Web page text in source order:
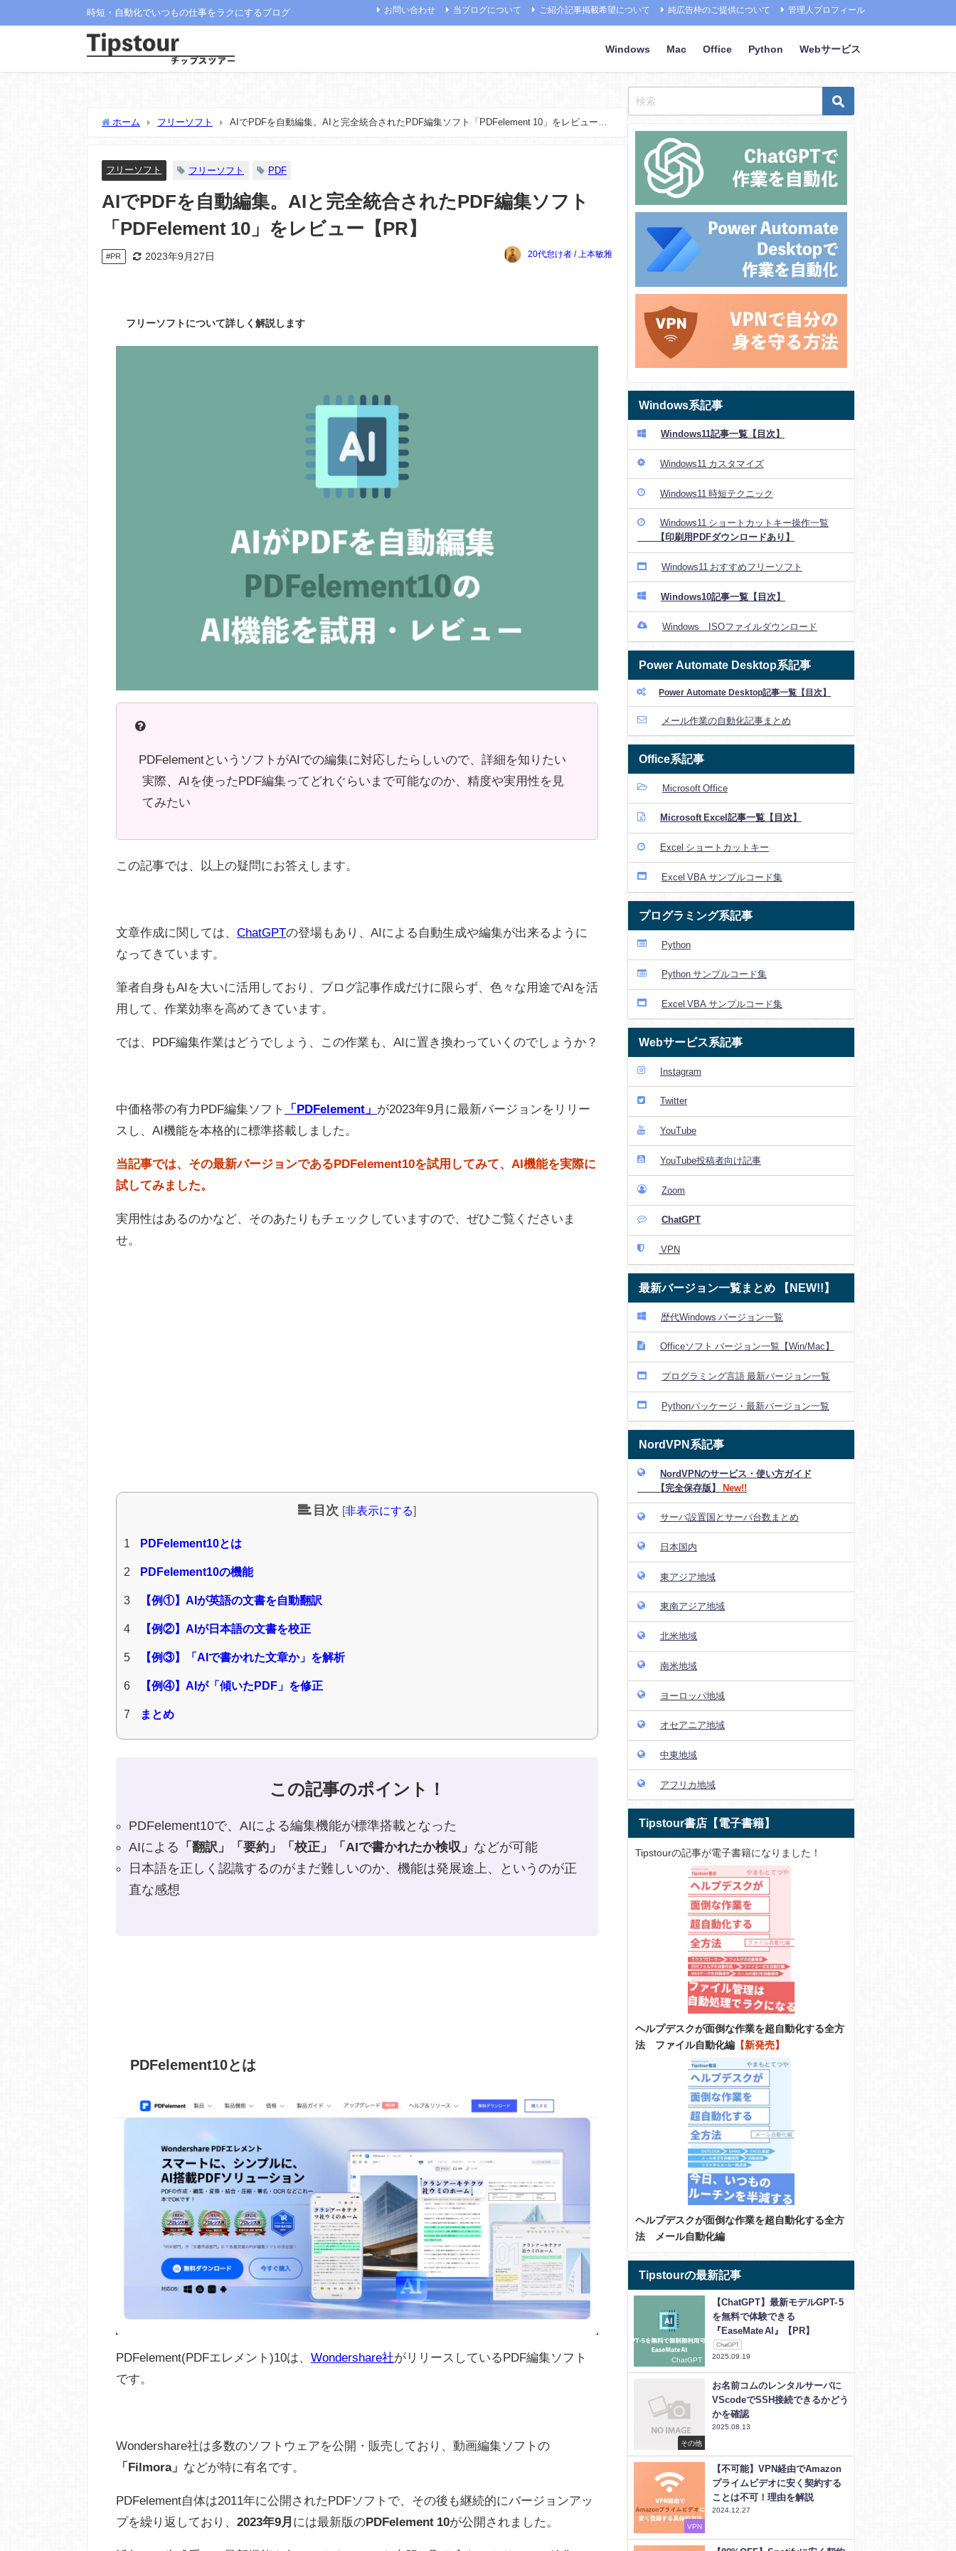
時短・自動化でいつもの仕事をラクにするブログ お問い合わせ 当ブログについて ご紹介記事掲載希望について 純広告枠のご提供について 管理人プロフィール
Windows Mac Office Python Webサービス
ホーム フリーソフト
AIでPDFを自動編集。AIと完全統合されたPDF編集ソフト「PDFelement 10」をレビュー
フリーソフト フリーソフト PDF
AIでPDFを自動編集。AIと完全統合されたPDF編集ソフト
「PDFelement 10」をレビュー【PR】
#PR 2023年9月27日 20代怠け者 / 上本敏雅
フリーソフトについて詳しく解説します
PDFelementというソフトがAIでの編集に対応したらしいので、詳細を知りたい
実際、AIを使ったPDF編集ってどれぐらいまで可能なのか、精度や実用性を見
てみたい
この記事では、以上の疑問にお答えします。
文章作成に関しては、 ChatGPTの登場もあり、AIによる自動生成や編集が出来るように
なってきています。
筆者自身もAIを大いに活用しており、ブログ記事作成だけに限らず、色々な用途でAIを活
用して、作業効率を高めてきています。
では、PDF編集作業はどうでしょう、この作業も、AIに置き換わっていくのでしょうか？
中価格帯の有力PDF編集ソフト 「PDFelement」 が2023年9月に最新バージョンをリリー
スし、AI機能を本格的に標準搭載しました。
当記事では、その最新バージョンであるPDFelement10を試用してみて、AI機能を実際に
試してみました。
実用性はあるのかなど、そのあたりもチェックしていますので、ぜひご覧くださいま
せ。
目次 [非表示にする]
1 PDFelement10とは
2 PDFelement10の機能
3 【例①】AIが英語の文書を自動翻訳
4 【例②】AIが日本語の文書を校正
5 【例③】「AIで書かれた文章か」を解析
6 【例④】AIが「傾いたPDF」を修正
7 まとめ
この記事のポイント！
PDFelement10で、AIによる編集機能が標準搭載となった
AIによる 「翻訳」「要約」「校正」「AIで書かれたか検収」 などが可能
日本語を正しく認識するのがまだ難しいのか、機能は発展途上、というのが正
直な感想
PDFelement10とは
PDFelement(PDFエレメント)10は、 Wondershare社がリリースしているPDF編集ソフト
です。
Wondershare社は多数のソフトウェアを公開・販売しており、動画編集ソフトの
「Filmora」 などが特に有名です。
PDFelement自体は2011年に公開されたPDFソフトで、その後も継続的にバージョンアッ
プを繰り返しており、 2023年9月 には最新版のPDFelement 10が公開されました。
Windows系記事
Windows11記事一覧【目次】
Windows11 カスタマイズ
Windows11 時短テクニック
Windows11 ショートカットキー操作一覧
【印刷用PDFダウンロードあり】
Windows11 おすすめフリーソフト
Windows10記事一覧【目次】
Windows ISOファイルダウンロード
Power Automate Desktop系記事
Power Automate Desktop記事一覧【目次】
メール作業の自動化記事まとめ
Office系記事
Microsoft Office
Microsoft Excel記事一覧【目次】
Excel ショートカットキー
Excel VBA サンプルコード集
プログラミング系記事
Python
Python サンプルコード集
Excel VBA サンプルコード集
Webサービス系記事
Instagram
Twitter
YouTube
YouTube投稿者向け記事
Zoom
ChatGPT
VPN
最新バージョン一覧まとめ 【NEW!!】
歴代Windows バージョン一覧
Officeソフト バージョン一覧【Win/Mac】
プログラミング言語 最新バージョン一覧
Pythonパッケージ・最新バージョン一覧
NordVPN系記事
NordVPNのサービス・使い方ガイド
【完全保存版】
New!!
サーバ設置国とサーバ台数まとめ
日本国内
東アジア地域
東南アジア地域
北米地域
南米地域
ヨーロッパ地域
オセアニア地域
中東地域
アフリカ地域
Tipstour書店【電子書籍】
Tipstourの記事が電子書籍になりました！
ヘルプデスクが面倒な作業を超自動化する全方
法 ファイル自動化編 【新発売】
ヘルプデスクが面倒な作業を超自動化する全方
法 メール自動化編
Tipstourの最新記事
ChatGPT
【ChatGPT】最新モデルGPT- 5
を無料で体験できる
『EaseMate AI』【PR】
ChatGPT
2025.09.19
その他
お名前コムのレンタルサーバに
VScodeでSSH接続できるかどう
かを確認
2025.08.13
VPN
【不可能】VPN経由でAmazon
プライムビデオに安く契約する
ことは不可！理由を解説
2024.12.27